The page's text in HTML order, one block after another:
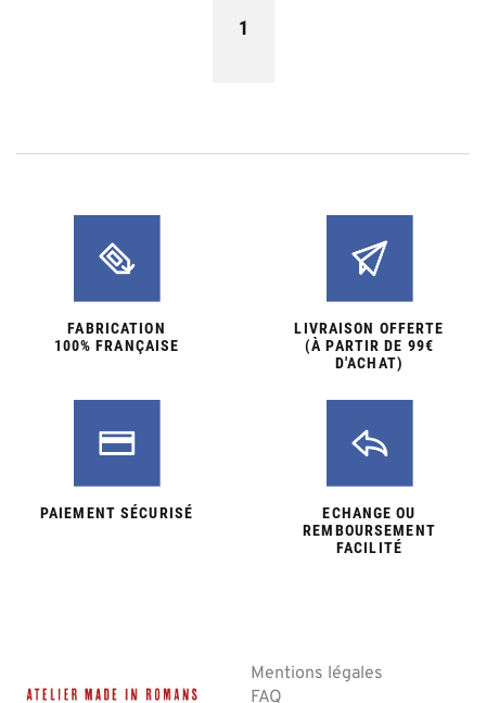
1
FABRICATION
100% FRANÇAISE
LIVRAISON OFFERTE
(À PARTIR DE 99€
D'ACHAT)
PAIEMENT SÉCURISÉ
ECHANGE OU
REMBOURSEMENT
FACILITÉ
Mentions légales
FAQ